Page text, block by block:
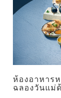
ห้องอาหาร
ฉลองวันแม่